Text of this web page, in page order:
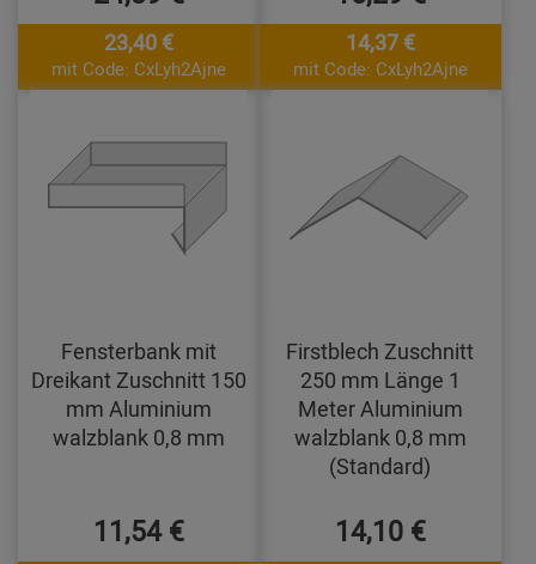
23,40 €
mit Code: CxLyh2Ajne
14,37 €
mit Code: CxLyh2Ajne
Fensterbank mit
Dreikant Zuschnitt 150
mm Aluminium
walzblank 0,8 mm
11,54 €
Firstblech Zuschnitt
250 mm Länge 1
Meter Aluminium
walzblank 0,8 mm
(Standard)
14,10 €